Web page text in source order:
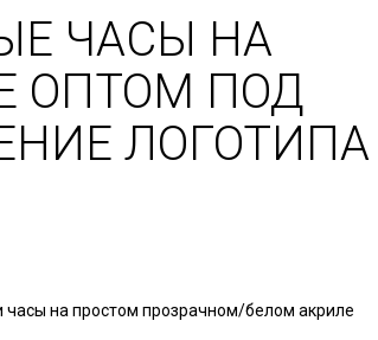
ЧАСЫ НА
ОПТОМ ПОД
ЛОГОТИПА
на простом прозрачном/белом акриле